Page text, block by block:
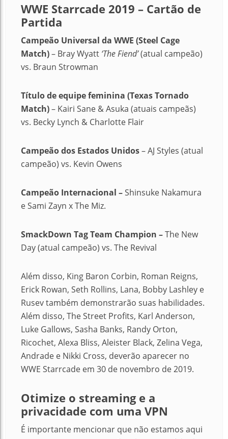
WWE Starrcade 2019 – Cartão de
Partida
Campeão Universal da WWE (Steel Cage
Match)– Bray Wyatt ‘The Fiend’(atual campeão)
vs. Braun Strowman
Título de equipe feminina (Texas Tornado
Match)– Kairi Sane & Asuka (atuais campeãs)
vs. Becky Lynch & Charlotte Flair
Campeão dos Estados Unidos– AJ Styles (atual
campeão) vs. Kevin Owens
Campeão Internacional –Shinsuke Nakamura
e Sami Zayn x The Miz.
SmackDown Tag Team Champion –The New
Day (atual campeão) vs. The Revival
Além disso, King Baron Corbin, Roman Reigns,
Erick Rowan, Seth Rollins, Lana, Bobby Lashley e
Rusev também demonstrarão suas habilidades.
Além disso, The Street Profits, Karl Anderson,
Luke Gallows, Sasha Banks, Randy Orton,
Ricochet, Alexa Bliss, Aleister Black, Zelina Vega,
Andrade e Nikki Cross, deverão aparecer no
WWE Starrcade em 30 de novembro de 2019.
Otimize o streaming e a
privacidade com uma VPN
É importante mencionar que não estamos aqui